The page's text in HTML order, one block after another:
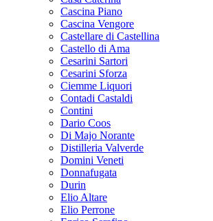
Cascina Piano
Cascina Vengore
Castellare di Castellina
Castello di Ama
Cesarini Sartori
Cesarini Sforza
Ciemme Liquori
Contadi Castaldi
Contini
Dario Coos
Di Majo Norante
Distilleria Valverde
Domini Veneti
Donnafugata
Durin
Elio Altare
Elio Perrone